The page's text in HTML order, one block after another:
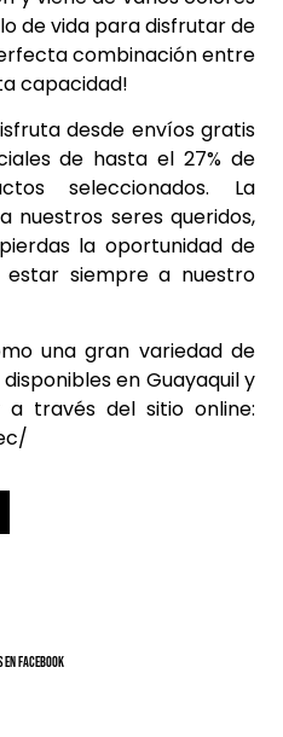
de vida para disfrutar de
combinación entre
capacidad!
desde envíos gratis
de hasta el 27% de
seleccionados. La
nuestros seres queridos,
la oportunidad de
siempre a nuestro
una gran variedad de
en Guayaquil y
través del sitio online:
EN FACEBOOK